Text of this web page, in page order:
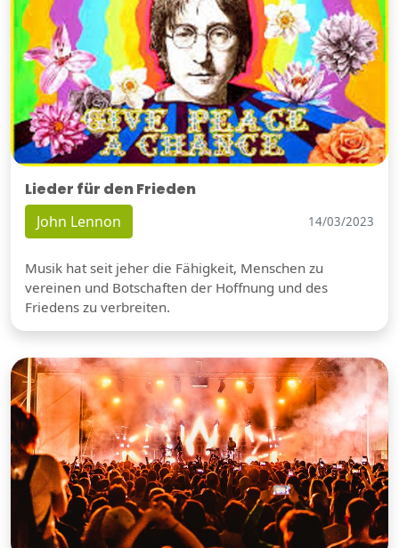
Lieder für den Frieden
John Lennon 14/03/2023
Musik hat seit jeher die Fähigkeit, Menschen zu
vereinen und Botschaften der Hoffnung und des
Friedens zu verbreiten.